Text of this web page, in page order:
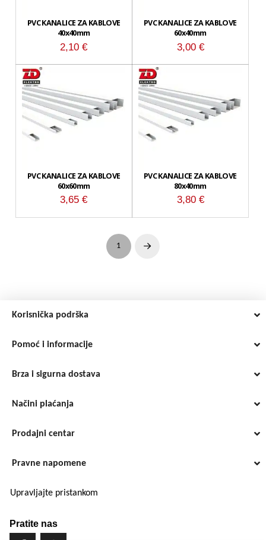
PVC KANALICE ZA KABLOVE
40x40mm
2,10€
PVC KANALICE ZA KABLOVE
60x40mm
3,00 €
PVC KANALICE ZA KABLOVE
60x60mm
3,65€
PVC KANALICE ZA KABLOVE
80x40mm
3,80 €
1 Next
Korisnička podrška
Pomoć i informacije
Brza i sigurna dostava
Načini plaćanja
Prodajni centar
Pravne napomene
Upravljajte pristankom
Pratite nas